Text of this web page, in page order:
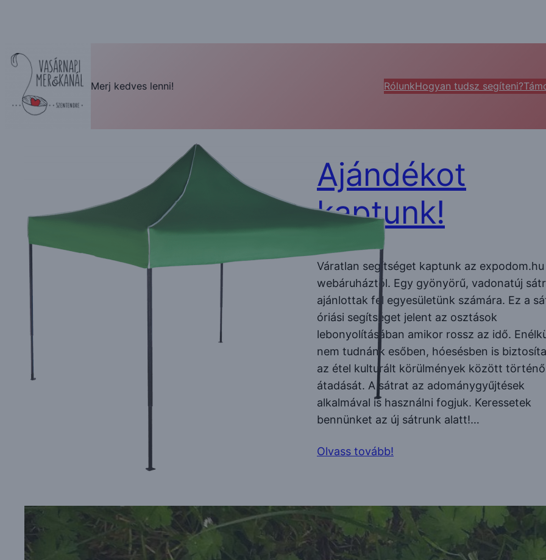
Merj kedves lenni! RólunkHogyan tudsz segíteni?
Ajándékot
kaptunk!
Váratlan segítséget kaptunk az expodom.hu
webáruháztól. Egy gyönyörű, vadonatúj
ajánlottak fel egyesületünk számára. Ez a
óriási segítséget jelent az osztások
lebonyolításában amikor rossz az idő.
nem tudnánk esőben, hóesésben is
az étel kulturált körülmények között történő
átadását. A sátrat az adománygyűjtések
alkalmával is használni fogjuk. Keressetek
bennünket az új sátrunk alatt!…
Olvass tovább!
Játék! Játék!